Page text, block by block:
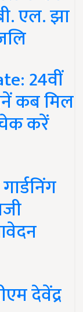
एल. झा
24वीं
कब मिल
करें
देवेंद्र